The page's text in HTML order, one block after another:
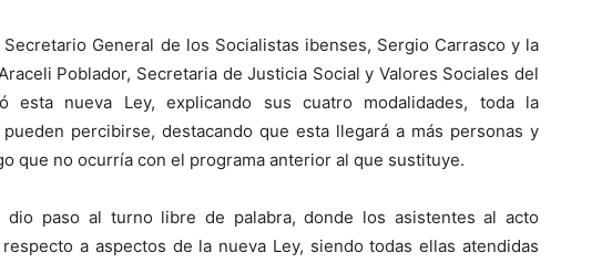
General de los Socialistas ibenses, Sergio Carrasco y la
Poblador, Secretaria de Justicia Social y Valores Sociales del
esta nueva Ley, explicando sus cuatro modalidades, toda la
percibirse, destacando que esta llegará a más personas y
que no ocurría con el programa anterior al que sustituye.
paso al turno libre de palabra, donde los asistentes al acto
a aspectos de la nueva Ley, siendo todas ellas atendidas